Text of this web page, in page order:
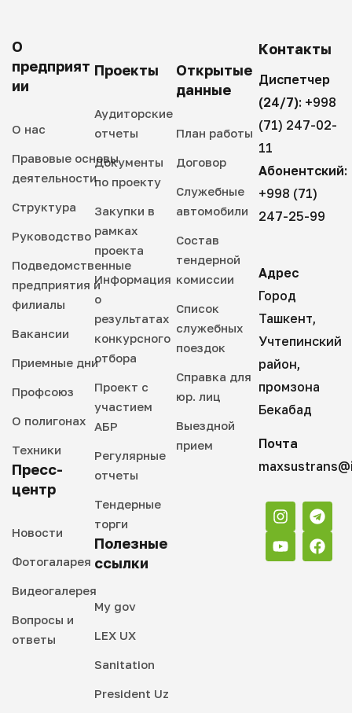
О
предприят
ии
О нас
Правовые основы
деятельности
Структура
Руководство
Подведомственные
предприятия и
филиалы
Вакансии
Приемные дни
Профсоюз
О полигонах
Техники
Пресс-
центр
Новости
Фотогаларея
Видеогалерея
Вопросы и
ответы
Проекты
Аудиторские
отчеты
Документы
по проекту
Закупки в
рамках
проекта
Информация
о
результатах
конкурсного
отбора
Проект с
участием
АБР
Регулярные
отчеты
Тендерные
торги
Полезные
ссылки
My gov
LEX UX
Sanitation
President Uz
Открытые
данные
План работы
Договор
Служебные
автомобили
Состав
тендерной
комиссии
Список
служебных
поездок
Справка для
юр. лиц
Выездной
прием
Контакты
Диспетчер
(24/7): +998
(71) 247-02-
11
Абонентский:
+998 (71)
247-25-99
Адрес
Город
Ташкент,
Учтепинский
район,
промзона
Бекабад
Почта